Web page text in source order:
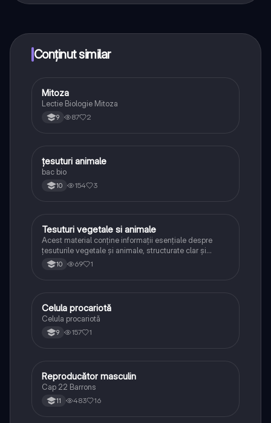
Conținut similar
Biologie
Mitoza
Lectie Biologie Mitoza
9 87 2
Biologie
țesuturi animale
bac bio
10 154 3
Biologie
Tesuturi vegetale si animale
Acest material conține informații esențiale despre
țesuturile vegetale și animale, structurate clar și
concis pentru o învățare ușoară. Sunt prezentate
tipurile principale de țesuturi, caracteristicile lor,
10 69 1
Biologie
Celula procariotă
Celula procariotă
9 157 1
Biologie
Reproducător masculin
Cap 22 Barrons
11 483 16